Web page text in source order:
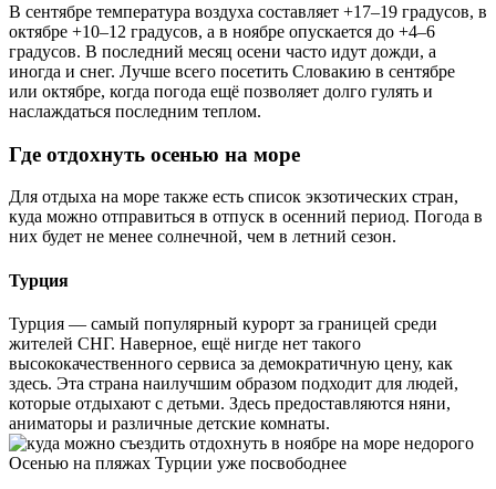
В сентябре температура воздуха составляет +17–19 градусов, в
октябре +10–12 градусов, а в ноябре опускается до +4–6
градусов. В последний месяц осени часто идут дожди, а
иногда и снег. Лучше всего посетить Словакию в сентябре
или октябре, когда погода ещё позволяет долго гулять и
наслаждаться последним теплом.
Где отдохнуть осенью на море
Для отдыха на море также есть список экзотических стран,
куда можно отправиться в отпуск в осенний период. Погода в
них будет не менее солнечной, чем в летний сезон.
Турция
Турция — самый популярный курорт за границей среди
жителей СНГ. Наверное, ещё нигде нет такого
высококачественного сервиса за демократичную цену, как
здесь. Эта страна наилучшим образом подходит для людей,
которые отдыхают с детьми. Здесь предоставляются няни,
аниматоры и различные детские комнаты.
Осенью на пляжах Турции уже посвободнее